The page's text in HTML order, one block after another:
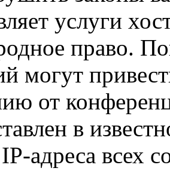
услуги
право.
могут
от
в
адреса всех